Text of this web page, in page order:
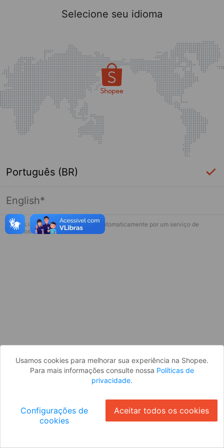
Página indisponível
Desculpe, algo deu errado. Faça login
Selecione seu idioma
Português (BR)
English*
* Esses idiomas serão traduzidos automaticamente por um serviço de
terceiros.
Usamos cookies para melhorar sua experiência na Shopee.
Para mais informações consulte nossa Políticas de
privacidade.
Configurações de
cookies
Aceitar todos os cookies